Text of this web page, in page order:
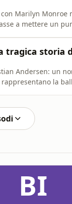
Marilyn Monroe
a mettere un
tragica storia
Andersen: un
la
BI